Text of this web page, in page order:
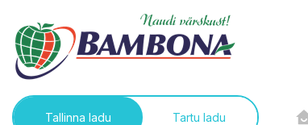
Tallinna ladu Tartu ladu